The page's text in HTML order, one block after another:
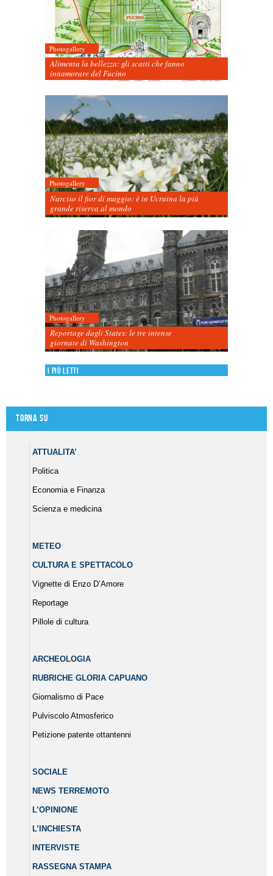
Photogallery
Alimenta la bellezza: gli scatti che fanno
innamorare del Fucino
Photogallery
Narciso il fior di maggio: è in Ucraina la più
grande riserva al mondo
Photogallery
Reportage dagli States: le tre intense
giornate di Washington
I più letti
Torna su
ATTUALITA’
Politica
Economia e Finanza
Scienza e medicina
METEO
CULTURA E SPETTACOLO
Vignette di Enzo D’Amore
Reportage
Pillole di cultura
ARCHEOLOGIA
RUBRICHE GLORIA CAPUANO
Giornalismo di Pace
Pulviscolo Atmosferico
Petizione patente ottantenni
SOCIALE
NEWS TERREMOTO
L’OPINIONE
L’INCHIESTA
INTERVISTE
RASSEGNA STAMPA